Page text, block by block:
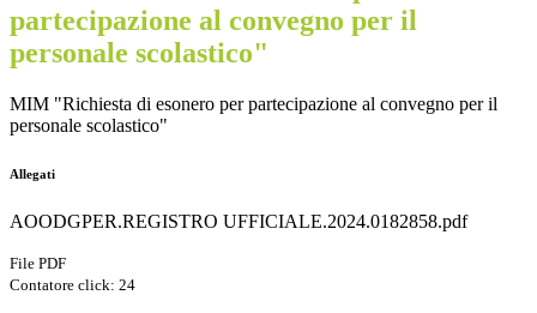
partecipazione al convegno per il
personale scolastico"
MIM "Richiesta di esonero per partecipazione al convegno per il
personale scolastico"
Allegati
AOODGPER.REGISTRO UFFICIALE.2024.0182858.pdf
File PDF
Contatore click: 24